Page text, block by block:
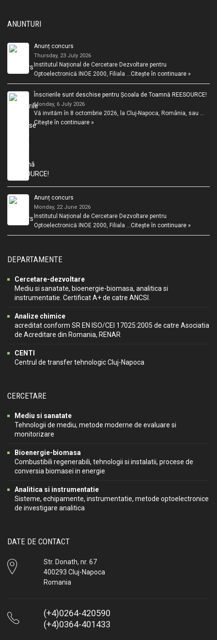
ANUNTURI
Anunț concurs
Thursday, 23 July 2026
Institutul Național de Cercetare Dezvoltare pentru
Optoelectronică INOE 2000, Filiala …Citește în continuare »
Înscrierile sunt deschise pentru Școala de Toamnă REESOURCE!
Monday, 6 July 2026
Vă invităm în 8 octombrie 2026, la Cluj-Napoca, România, sau …
Citește în continuare »
Anunț concurs
Monday, 22 June 2026
Institutul Național de Cercetare Dezvoltare pentru
Optoelectronică INOE 2000, Filiala …Citește în continuare »
DEPARTAMENTE
Cercetare-dezvoltare
Mediu si sanatate, bioenergie-biomasa, analitica si
instrumentatie. Certificat A+ de catre ANCSI.
Analize chimice
acreditat conform SR EN ISO/CEI 17025:2005 de catre Asociatia
de Acreditare din Romania, RENAR
CENTI
Centrul de transfer tehnologic Cluj-Napoca
CERCETARE
Mediu si sanatate
Tehnologii de mediu, metode moderne de evaluare si
monitorizare
Bioenergie-biomasa
Combustibili regenerabili, tehnologii si instalatii, procese de
conversia biomasei in energie
Analitica si instrumentatie
Sisteme, echipamente, instrumentatie, metode optoelectronice
de investigare analitica
DATE DE CONTACT
Str. Donath, nr. 67
400293 Cluj-Napoca
Romania
(+4)0264-420590
(+4)0364-401433